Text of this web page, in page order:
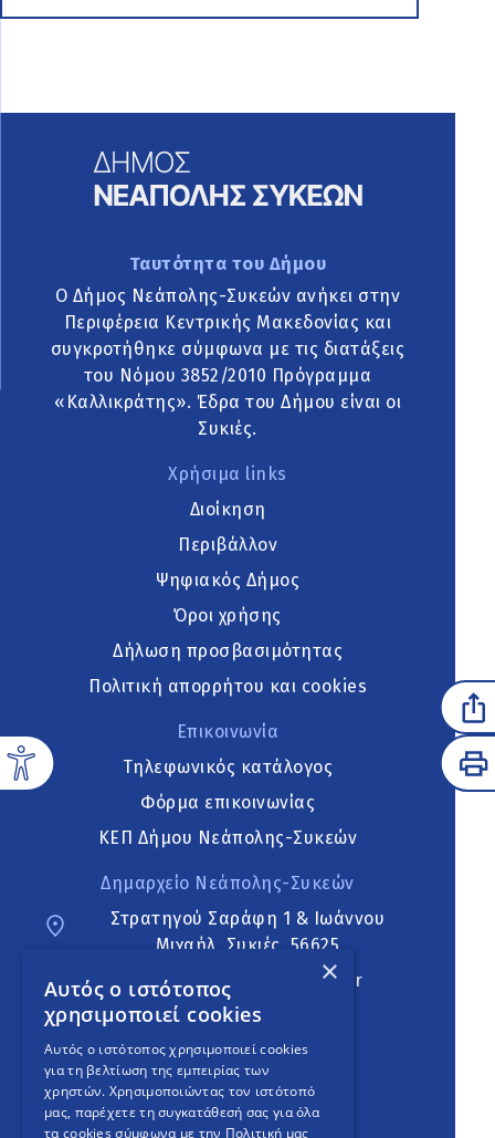
Ταυτότητα του Δήμου
Ο Δήμος Νεάπολης-Συκεών ανήκει στην
Περιφέρεια Κεντρικής Μακεδονίας και
συγκροτήθηκε σύμφωνα με τις διατάξεις
του Νόμου 3852/2010 Πρόγραμμα
«Καλλικράτης». Έδρα του Δήμου είναι οι
Συκιές.
Χρήσιμα links
Διοίκηση
Περιβάλλον
Ψηφιακός Δήμος
Όροι χρήσης
Δήλωση προσβασιμότητας
Πολιτική απορρήτου και cookies
Επικοινωνία
Τηλεφωνικός κατάλογος
Φόρμα επικοινωνίας
ΚΕΠ Δήμου Νεάπολης-Συκεών
Δημαρχείο Νεάπολης-Συκεών
Στρατηγού Σαράφη 1 & Ιωάννου
Μιχαήλ, Συκιές, 56625
neapoli.sykies@ddt.gov.gr
Ακολουθήστε
English Version
×
Αυτός ο ιστότοπος
χρησιμοποιεί cookies
Αυτός ο ιστότοπος χρησιμοποιεί cookies
για τη βελτίωση της εμπειρίας των
χρηστών. Χρησιμοποιώντας τον ιστότοπό
μας, παρέχετε τη συγκατάθεσή σας για όλα
τα cookies σύμφωνα με την Πολιτική μας